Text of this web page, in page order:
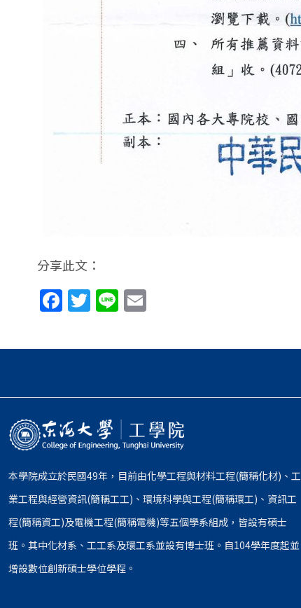
分享此文：
Facebook
Twitter
Line
本學院成立於民國49年，目前由化學工程與材料工程(簡稱化材)、工
業工程與經營資訊(簡稱工工)、環境科學與工程(簡稱環工)、資訊工
程(簡稱資工)及電機工程(簡稱電機)等五個學系組成，皆設有碩士
班。其中化材系、工工系及環工系並設有博士班。自104學年度起並
增設數位創新碩士學位學程。